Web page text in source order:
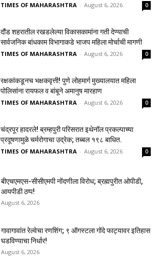
TIMES OF MAHARASHTRA - August 6, 2026 0
दौंड शहरातील रखडलेल्या विकासकामांना गती देण्याची
सार्वजनिक बांधकाम विभागाकडे भाजप महिला मोर्चाची मागणी
TIMES OF MAHARASHTRA - August 6, 2026 0
रक्षकांकडूनच भक्षकवृत्ती! पुणे लोहमार्ग मुख्यालयात महिला
पोलिसांना रायफल व बांबूने अमानुष मारहाण
TIMES OF MAHARASHTRA - August 6, 2026 0
चंद्रपूर हादरले! ब्रम्हपुरी परिसरात इथेनॉल प्रकल्पाच्या
प्रदूषणामुळे चर्मरोगाचा उद्रेक; तब्बल १९८ बाधित.
TIMES OF MAHARASHTRA - August 6, 2026 0
बीएचएमएस-सीसीएमपी नोंदणीला विरोध; ब्रह्मपुरीत ओपीडी,
आयपीडी ठप्प!
August 6, 2026
गावागावांत रेल्वेचा रणशिंग; ९ ऑगस्टला गोंदे फाट्यावर इतिहास
घडविण्याचा निर्धार!
August 6, 2026